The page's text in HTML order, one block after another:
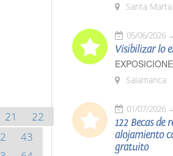
21
22
43
Santa
05/06/2026
Visibilizar lo
Salamanca
01/07/2026
122 Becas de
alojamiento
gratuito